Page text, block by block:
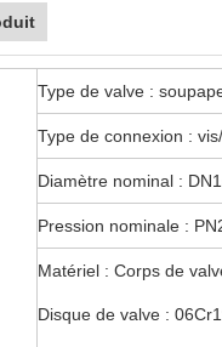
Type de valve :
Type de connexion :
Diamètre nominal :
Pression nominale :
Matériel : Corps de
Disque de valve :